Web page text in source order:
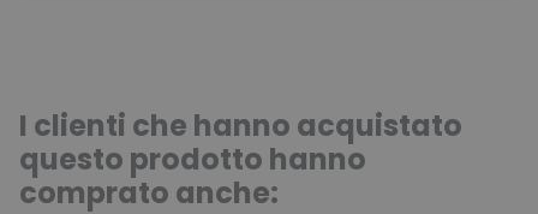
I clienti che hanno acquistato
questo prodotto hanno
comprato anche: